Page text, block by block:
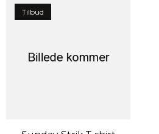
Tilbud